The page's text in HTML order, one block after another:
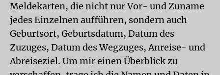
Meldekarten, die nicht nur Vor- und Zuname
jedes Einzelnen aufführen, sondern auch
Geburtsort, Geburtsdatum, Datum des
Zuzuges, Datum des Wegzuges, Anreise- und
Abreiseziel. Um mir einen Überblick zu